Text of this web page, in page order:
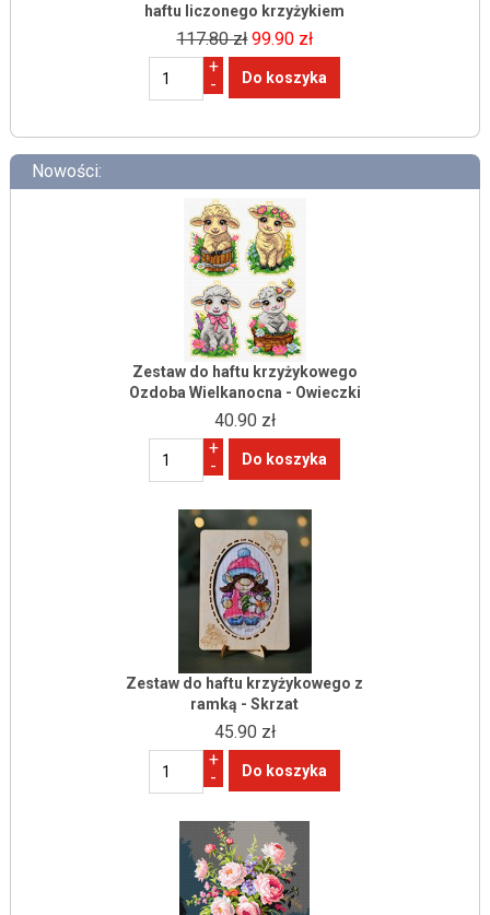
haftu liczonego krzyżykiem
117.80 zł 99.90 zł
+
-
Nowości:
Zestaw do haftu krzyżykowego
Ozdoba Wielkanocna - Owieczki
40.90 zł
+
-
Zestaw do haftu krzyżykowego z
ramką - Skrzat
45.90 zł
+
-